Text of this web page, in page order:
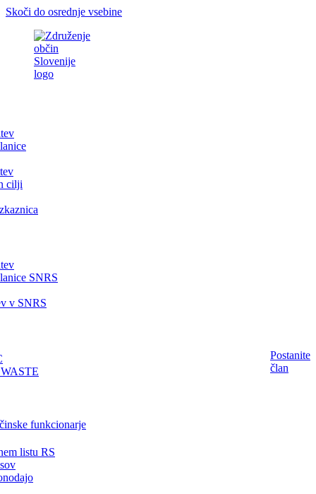
Skoči do osrednje vsebine
cilji
SNRS
v SNRS
funkcionarje
listu RS
Postanite
član